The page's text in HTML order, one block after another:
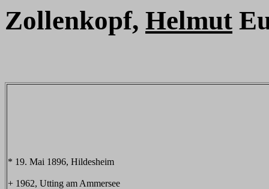
Zollenkopf, Helmut
* 19. Mai 1896, Hildesheim
+ 1962, Utting am Ammersee